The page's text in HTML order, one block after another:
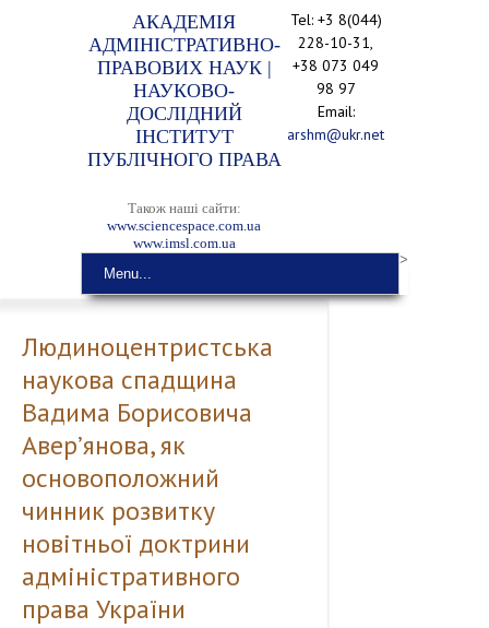
АКАДЕМІЯ
АДМІНІСТРАТИВНО-
ПРАВОВИХ НАУК |
НАУКОВО-
ДОСЛІДНИЙ
ІНСТИТУТ
ПУБЛІЧНОГО ПРАВА
Також наші сайти:
www.sciencespace.com.ua
www.imsl.com.ua
Tel: +3 8(044)
228-10-31,
+38 073 049
98 97
Email:
arshm@ukr.net
Menu...
>
Людиноцентристська
наукова спадщина
Вадима Борисовича
Авер’янова, як
основоположний
чинник розвитку
новітньої доктрини
адміністративного
права України